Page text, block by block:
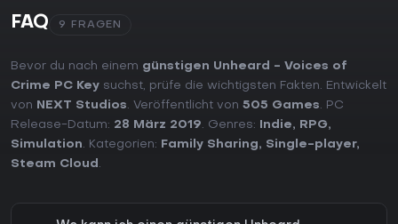
FAQ 9 FRAGEN
Bevor du nach einem günstigen Unheard - Voices of
Crime PC Key suchst, prüfe die wichtigsten Fakten. Entwickelt
von
NEXT Studios. Veröffentlicht von 505 Games. PC
Release-Datum: 28 März 2019. Genres: Indie, RPG,
Simulation. Kategorien: Family Sharing, Single-player,
Steam Cloud .